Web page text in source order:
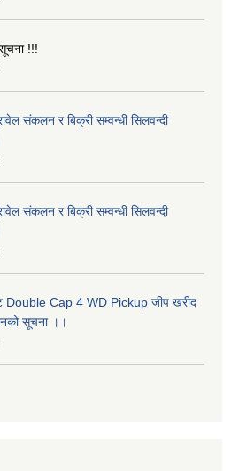
!!!
संकलन र बिक्री सम्वन्धी सिलवन्दी
संकलन र बिक्री सम्वन्धी सिलवन्दी
Double Cap 4 WD Pickup जीप खरीद
सूचना ।।